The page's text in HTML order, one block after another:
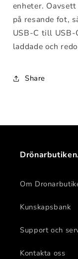
enheter.
på resande fot,
USB-C till USB-
laddade och
Share
Om
Kunskapsbank
Support och
Kontakta oss